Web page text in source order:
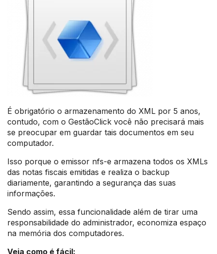
É obrigatório o armazenamento do XML por 5 anos,
contudo, com o GestãoClick você não precisará mais
se preocupar em guardar tais documentos em seu
computador.
Isso porque o emissor nfs-e armazena todos os XMLs
das notas fiscais emitidas e realiza o backup
diariamente, garantindo a segurança das suas
informações.
Sendo assim, essa funcionalidade além de tirar uma
responsabilidade do administrador, economiza espaço
na memória dos computadores.
Veja como é fácil: